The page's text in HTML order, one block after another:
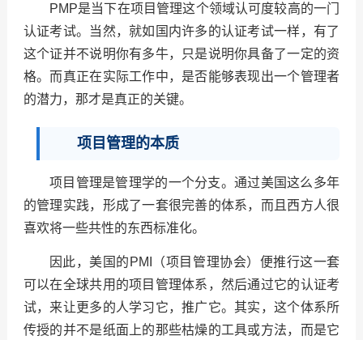
PMP是当下在项目管理这个领域认可度较高的一门
认证考试。当然，就如国内许多的认证考试一样，有了
这个证并不说明你有多牛，只是说明你具备了一定的资
格。而真正在实际工作中，是否能够表现出一个管理者
的潜力，那才是真正的关键。
项目管理的本质
项目管理是管理学的一个分支。通过美国这么多年
的管理实践，形成了一套很完善的体系，而且西方人很
喜欢将一些共性的东西标准化。
因此，美国的PMI（项目管理协会）便推行这一套
可以在全球共用的项目管理体系，然后通过它的认证考
试，来让更多的人学习它，推广它。其实，这个体系所
传授的并不是纸面上的那些枯燥的工具或方法，而是它